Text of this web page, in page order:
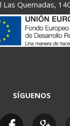
Las Quemadas,
SÍGUENOS